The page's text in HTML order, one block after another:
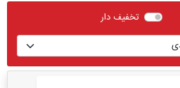
تخفیف دار